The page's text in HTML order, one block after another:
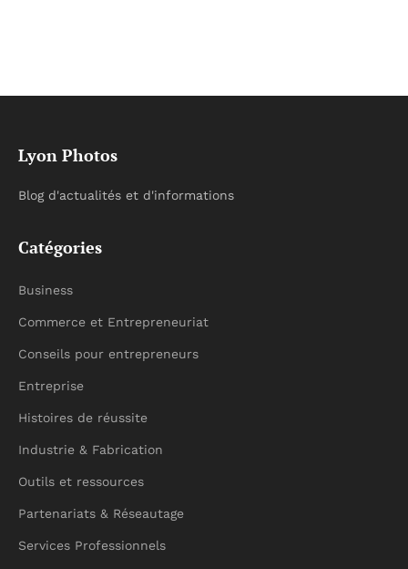
Lyon Photos
Blog d'actualités et d'informations
Catégories
Business
Commerce et Entrepreneuriat
Conseils pour entrepreneurs
Entreprise
Histoires de réussite
Industrie & Fabrication
Outils et ressources
Partenariats & Réseautage
Services Professionnels